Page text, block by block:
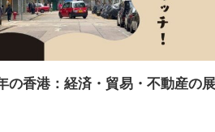
の香港：経済・貿易・不動産の